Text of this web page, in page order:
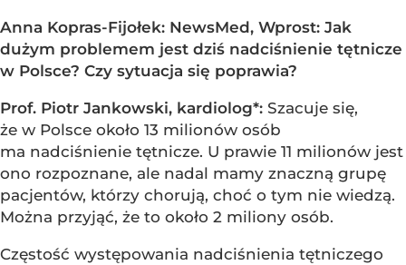
Anna Kopras-Fijołek: NewsMed, Wprost: Jak
dużym problemem jest dziś nadciśnienie tętnicze
w Polsce? Czy sytuacja się poprawia?
Prof. Piotr Jankowski, kardiolog*: Szacuje się,
że w Polsce około 13 milionów osób
ma nadciśnienie tętnicze. U prawie 11 milionów jest
ono rozpoznane, ale nadal mamy znaczną grupę
pacjentów, którzy chorują, choć o tym nie wiedzą.
Można przyjąć, że to około 2 miliony osób.
Częstość występowania nadciśnienia tętniczego